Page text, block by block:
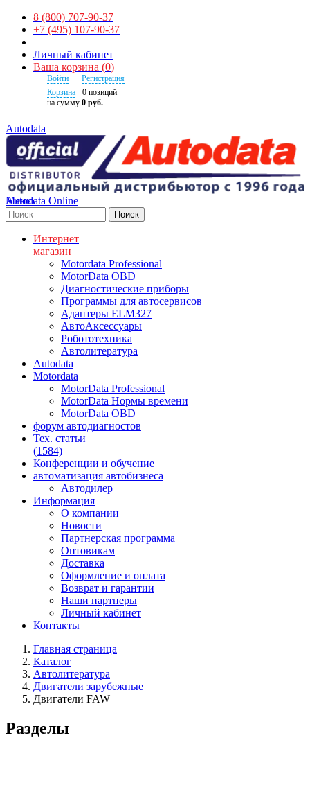
8 (800) 707-90-37
+7 (495) 107-90-37
Личный кабинет
Ваша корзина (0)
Войти
Регистрация
Корзина
0 позиций
на сумму 0 руб.
Autodata
Autodata Online
Меню
Поиск
Интернет
магазин
Motordata Professional
MotorData OBD
Диагностические приборы
Программы для автосервисов
Адаптеры ELM327
АвтоАксессуары
Робототехника
Автолитература
Autodata
Motordata
MotorData Professional
MotorData Нормы времени
MotorData OBD
форум автодиагностов
Тех. статьи
(1584)
Конференции и обучение
автоматизация автобизнеса
Автодилер
Информация
О компании
Новости
Партнерская программа
Оптовикам
Доставка
Оформление и оплата
Возврат и гарантии
Наши партнеры
Личный кабинет
Контакты
Главная страница
Каталог
Автолитература
Двигатели зарубежные
Двигатели FAW
Разделы